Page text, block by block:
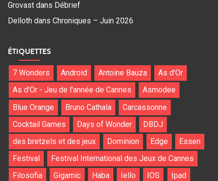
Grovast dans Débrief
Delloth dans Chroniques – Juin 2026
ÉTIQUETTES
7 Wonders Android Antoine Bauza
As d'Or
As d'Or - Jeu de l'année de Cannes
Asmodee
Blue Orange
Bruno Cathala
Carcassonne
Cocktail Games
Days of Wonder
DBDJ
des bretzels et des jeux
Dominion Edge
Essen
Festival
Festival International des Jeux de Cannes
Filosofia
Gigamic Haba Iello IOS
Ipad